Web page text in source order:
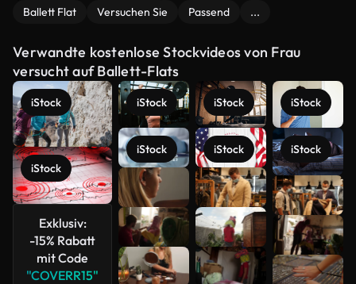
Ballett Flat Versuchen Sie Passend ...
Verwandte kostenlose Stockvideos von Frau
versucht auf Ballett-Flats
iStock
iStock
Exklusiv:
-15% Rabatt
mit Code
"COVERR15"
iStock
iStock
iStock
iStock
iStock
iStock
Mehr
anzeigen